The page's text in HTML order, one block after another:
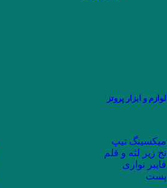
لوازم و ابزار پروتز
میکسینگ تیپ
نخ زیر لثه و قلم
فایبر نواری
پست